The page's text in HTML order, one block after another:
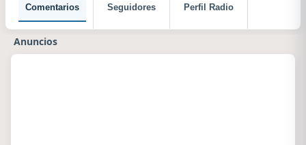
Comentarios Seguidores Perfil Radio
Anuncios